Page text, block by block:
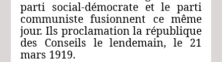
parti social-démocrate et le parti
communiste fusionnent ce même
jour. Ils proclamation la république
des Conseils le lendemain, le 21
mars 1919.